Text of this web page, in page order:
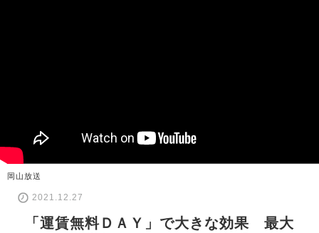
岡山放送
2021.12.27
「運賃無料ＤＡＹ」で大きな効果 最大